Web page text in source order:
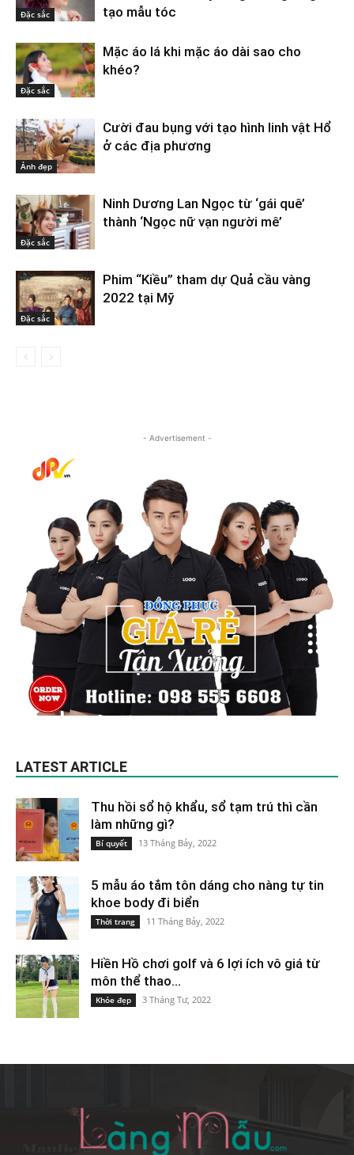
Đặc sắc
tạo mẫu tóc
Đặc sắc
Mặc áo lá khi mặc áo dài sao cho
khéo?
Ảnh đẹp
Cười đau bụng với tạo hình linh vật Hổ
ở các địa phương
Đặc sắc
Ninh Dương Lan Ngọc từ ‘gái quê’
thành ‘Ngọc nữ vạn người mê’
Đặc sắc
Phim “Kiều” tham dự Quả cầu vàng
2022 tại Mỹ
- Advertisement -
LATEST ARTICLE
Thu hồi sổ hộ khẩu, sổ tạm trú thì cần
làm những gì?
Bí quyết 13 Tháng Bảy, 2022
5 mẫu áo tắm tôn dáng cho nàng tự tin
khoe body đi biển
Thời trang 11 Tháng Bảy, 2022
Hiền Hồ chơi golf và 6 lợi ích vô giá từ
môn thể thao...
Khỏe đẹp 3 Tháng Tư, 2022